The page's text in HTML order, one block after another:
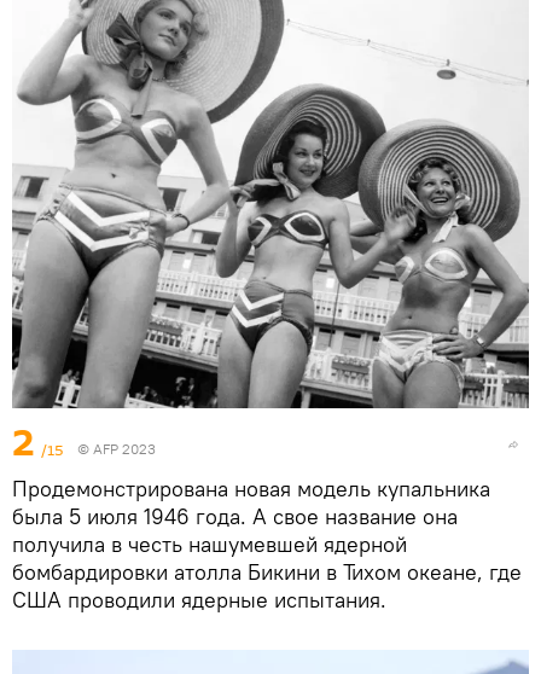
2 /15 © AFP 2023
Продемонстрирована новая модель купальника
была 5 июля 1946 года. А свое название она
получила в честь нашумевшей ядерной
бомбардировки атолла Бикини в Тихом океане, где
США проводили ядерные испытания.